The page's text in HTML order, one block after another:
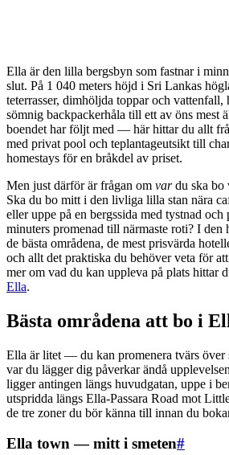
Ella är den lilla bergsbyn som fastnar i
slut. På 1 040 meters höjd i Sri Lankas
teterrasser, dimhöljda toppar och vattenfall,
sömnig backpackerhåla till ett av öns mest
boendet har följt med — här hittar du allt
med privat pool och teplantageutsikt till
homestays för en bråkdel av priset.
Men just därför är frågan om vardu ska bo
Ska du bo mitt i den livliga lilla stan nära
eller uppe på en bergssida med tystnad och
minuters promenad till närmaste roti? I den
de bästa områdena, de mest prisvärda
och allt det praktiska du behöver veta för
mer om vad du kan uppleva på plats hittar
Ella.
Bästa områdena att bo i
Ella är litet — du kan promenera tvärs
var du lägger dig påverkar ändå
ligger antingen längs huvudgatan, uppe i
utspridda längs Ella-Passara Road mot
de tre zoner du bör känna till innan du
Ella town — mitt i smeten#